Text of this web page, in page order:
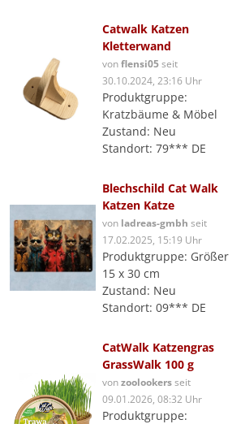
Catwalk Katzen
Kletterwand
vonflensi05seit
30.10.2024, 23:16 Uhr
Produktgruppe:
Kratzbäume & Möbel
Zustand: Neu
Standort: 79*** DE
Blechschild Cat Walk
Katzen Katze
von ladreas-gmbh seit
17.02.2025, 15:19 Uhr
Produktgruppe: Größer
15 x 30 cm
Zustand: Neu
Standort: 09*** DE
CatWalk Katzengras
GrassWalk 100 g
vonzoolookersseit
09.01.2026, 08:32 Uhr
Produktgruppe: